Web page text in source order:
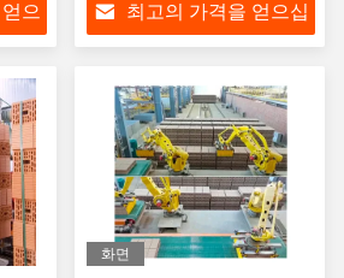
으 최고의 가격을 얻으십
화면